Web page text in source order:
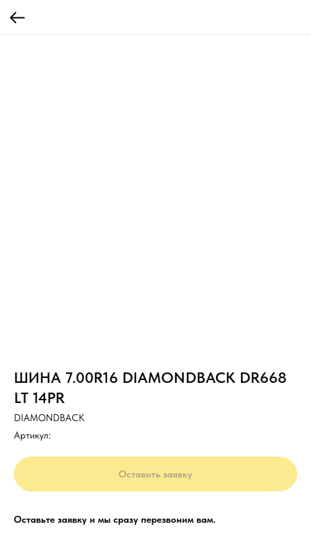
ШИНА 7.00R16 DIAMONDBACK DR668
LT 14PR
DIAMONDBACK
Артикул:
Оставить заявку
Оставьте заявку и мы сразу перезвоним вам.